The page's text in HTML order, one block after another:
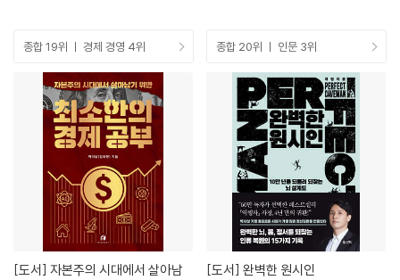
종합 19위 ㅣ 경제 경영 4위
[도서]
종합 20위 ㅣ 인문 3위
[도서] 완벽한 원시인